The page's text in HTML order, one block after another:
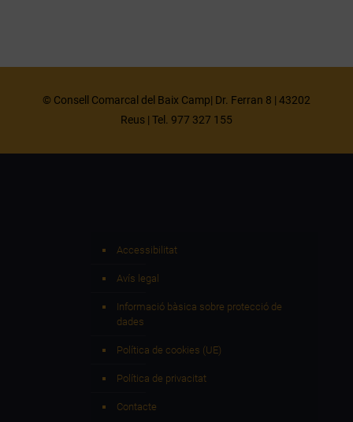
© Consell Comarcal del Baix Camp| Dr. Ferran 8 | 43202
Reus | Tel. 977 327 155
Accessibilitat
Avís legal
Informació bàsica sobre protecció de
dades
Política de cookies (UE)
Política de privacitat
Contacte